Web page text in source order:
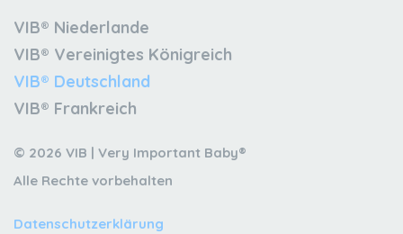
VIB® Niederlande
VIB® Vereinigtes Königreich
VIB® Deutschland
VIB® Frankreich
© 2026 VIB | Very Important Baby®
Alle Rechte vorbehalten
Datenschutzerklärung